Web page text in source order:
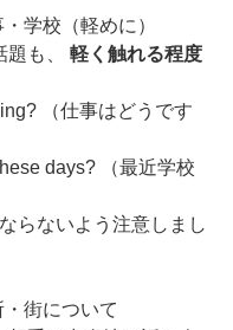
学校（軽めに）
題も、 軽く触れる程度
（仕事はどうです
days? （最近学校
らないよう注意しまし
街について